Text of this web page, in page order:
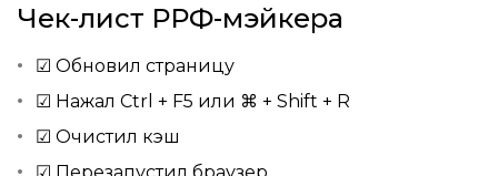
Чек-лист РРФ-мэйкера
☑ Обновил страницу
☑ Нажал Ctrl + F5 или ⌘ + Shift + R
☑ Очистил кэш